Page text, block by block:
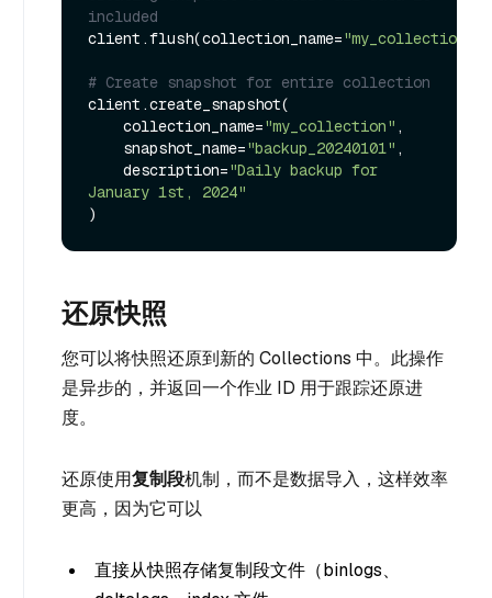
included
client.flush(collection_name="my_collection"
# Create snapshot for entire collection
client.create_snapshot(
    collection_name=
"my_collection" ,
    snapshot_name=
"backup_20240101" ,
    description=
"Daily backup for
January 1st, 2024"
还原快照
您可以将快照还原到新的 Collections 中。此操作
是异步的，并返回一个作业 ID 用于跟踪还原进
度。
还原使用复制段机制，而不是数据导入，这样效率
更高，因为它可以
直接从快照存储复制段文件（binlogs、